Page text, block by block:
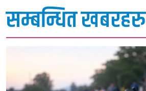
सम्बन्धित खबरहरु